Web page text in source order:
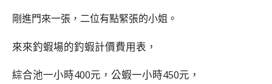
剛進門來一張，二位有點緊張的小姐。
來來釣蝦場的釣蝦計價費用表，
綜合池一小時400元，公蝦一小時450元，